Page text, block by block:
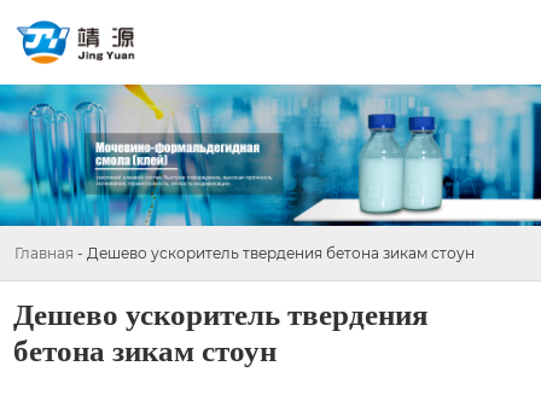
Главная - Дешево ускоритель твердения бетона зикам стоун
Дешево ускоритель твердения
бетона зикам стоун